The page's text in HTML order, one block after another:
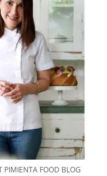
PIMIENTA FOOD BLOG